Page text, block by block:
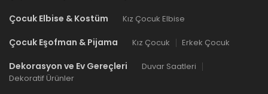
Çocuk Elbise & Kostüm Kız Çocuk Elbise
Çocuk Eşofman & Pijama Kız Çocuk Erkek Çocuk
Dekorasyon ve Ev Gereçleri
Duvar Saatleri
Dekoratif Ürünler